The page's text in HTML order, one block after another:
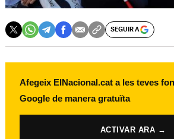
SEGUIR A
Afegeix ElNacional.cat a les teves
Google de manera gratuïta
ACTIVAR ARA →